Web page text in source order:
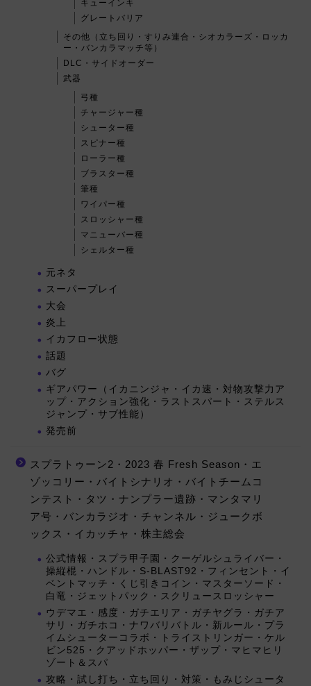
キューインキ
グレートバリア
その他（立ち回り・すりみ連合・シオカラーズ・ロッカ
ー・バンカラマッチ等）
DLC・サイドオーダー
武器
弓種
チャージャー種
シューター種
スピナー種
ローラー種
ブラスター種
筆種
ワイパー種
スロッシャー種
マニューバー種
シェルター種
元ネタ
スーパープレイ
大会
炎上
イカフロー状態
話題
バグ
ギアパワー（イカニンジャ・イカ速・対物攻撃力ア
ップ・アクション強化・ラストスパート・ステルス
ジャンプ・サブ性能）
発売前
スプラトゥーン2・2023 春 Fresh Season・エ
ゾッコリー・バイトシナリオ・バイトチームコ
ンテスト・タツ・ナンプラー遺跡・マンタマリ
ア号・バンカラジオ・チャンネル・ジュークボ
ックス・イカッチャ・株主総会
公式情報・スプラ甲子園・クーゲルシュライバー・
操縦棍・ハンドル・S-BLAST92・フィンセント・イ
ベントマッチ・くじ引きコイン・マスターソード・
白竜・ジェットパック・スクリュースロッシャー
ウデマエ・感度・ガチエリア・ガチヤグラ・ガチア
サリ・ガチホコ・ナワバリバトル・新ルール・プラ
イムシューターコラボ・トライストリンガー・ケル
ビン525・クアッドホッパー・ザップ・マヒマヒリ
ゾート＆スパ
攻略・試し打ち・立ち回り・対策・もみじシュータ